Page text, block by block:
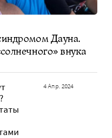
Дауна.
внука
4 Апр. 2024